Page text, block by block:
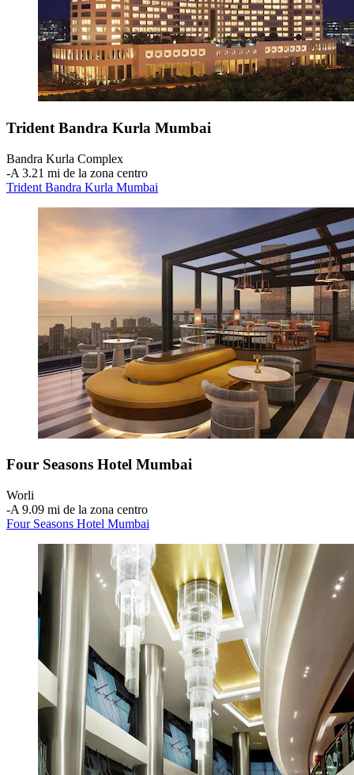
Trident Bandra Kurla Mumbai
Bandra Kurla Complex
‐A 3.21 mi de la zona centro
Trident Bandra Kurla Mumbai
Four Seasons Hotel Mumbai
Worli
‐A 9.09 mi de la zona centro
Four Seasons Hotel Mumbai